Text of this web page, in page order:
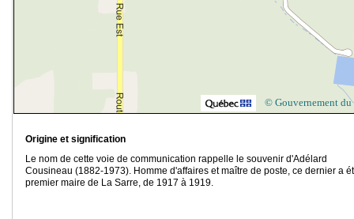
© Gouvernement du
Origine et signification
Le nom de cette voie de communication rappelle le souvenir d'Adélard
Cousineau (1882-1973). Homme d'affaires et maître de poste, ce dernier a
premier maire de La Sarre, de 1917 à 1919.